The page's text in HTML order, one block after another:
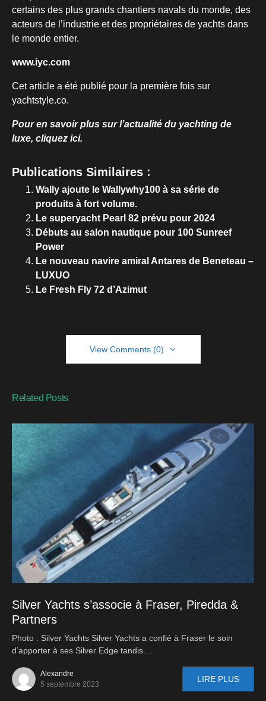
certains des plus grands chantiers navals du monde, des
acteurs de l’industrie et des propriétaires de yachts dans
le monde entier.
www.iyc.com
Cet article a été publié pour la première fois sur
yachtstyle.co.
Pour en savoir plus sur l’actualité du yachting de
luxe, cliquez ici.
Publications Similaires :
Wally ajoute le Wallywhy100 à sa série de
produits à fort volume.
Le superyacht Pearl 82 prévu pour 2024
Débuts au salon nautique pour 100 Sunreef
Power
Le nouveau navire amiral Antares de Beneteau –
LUXUO
Le Fresh Fly 72 d’Azimut
View Comments (0)
Related Posts
Silver Yachts s’associe à Fraser, Piredda &
Partners
Photo : Silver Yachts Silver Yachts a confié à Fraser le soin
d’apporter à ses Silver Edge tandis…
Alexandre
5 septembre 2023
LIRE PLUS